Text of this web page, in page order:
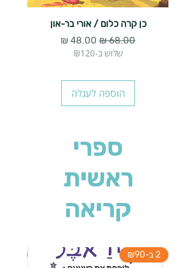
כן קרה כלום / אורי בר-און
מחיר רגיל מחיר מבצע
שלוש ב-₪120
הוספה לעגלה
ספרי
ראשית
קריאה
2 ב-₪90